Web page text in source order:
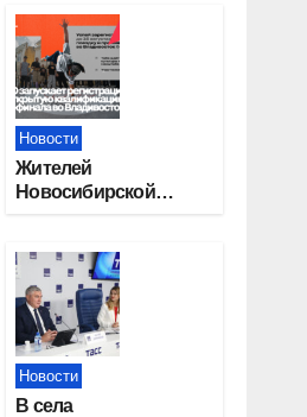
увеличение пенсии
после 80 лет
Новости
Жителей
Новосибирской
квалификацию
премии «КАРДО»
Новости
В села